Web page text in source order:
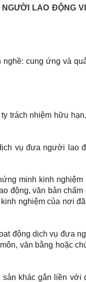
LAO ĐỘNG
cung ứng và
trách nhiệm hữu
vụ đưa người lao
minh kinh
động, văn bản
nghiệm của nơi
động dịch vụ đưa
văn bằng hoặc
khác gắn liền với